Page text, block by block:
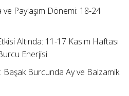
Paylaşım Dönemi: 18-24
Altında: 11-17 Kasım Haftası
Enerjisi
Başak Burcunda Ay ve Balzamik